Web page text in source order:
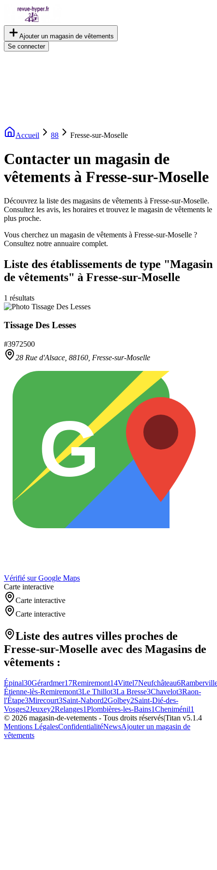
Ajouter un magasin de vêtements
Se connecter
Accueil 88 Fresse-sur-Moselle
Contacter un magasin de
vêtements à Fresse-sur-Moselle
Découvrez la liste des magasins de vêtements à Fresse-sur-Moselle.
Consultez les avis, les horaires et trouvez le magasin de vêtements le
plus proche.
Vous cherchez un magasin de vêtements à Fresse-sur-Moselle ?
Consultez notre annuaire complet.
Liste des établissements de type "Magasin
de vêtements" à Fresse-sur-Moselle
1 résultats
Tissage Des Lesses
#3972500
28 Rue d'Alsace, 88160 Fresse-sur-Moselle
G
Vérifié sur Google Maps
Carte interactive
Carte interactive
Carte interactive
Liste des autres villes proches de
Fresse-sur-Moselle avec des Magasins de
vêtements :
Épinal30Gérardmer17Remiremont14Vittel7Neufchâteau6
Étienne-lès-Remiremont3Le Thillot3La Bresse3Chavelot3Raon-
l'Étape3Mirecourt3Saint-Nabord2Golbey2Saint-Dié-des-
Vosges2Jeuxey2Relanges1Plombières-les-Bains1Cheniménil1
© 2026 magasin-de-vetements - Tous droits réservés|Titan v5.1.4
Mentions LégalesConfidentialitéNewsAjouter un magasin de
vêtements